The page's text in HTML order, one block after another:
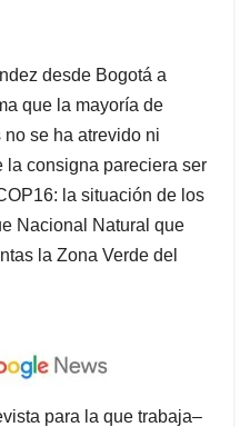
desde Bogotá a
que la mayoría de
se ha atrevido ni
la consigna pareciera ser
la situación de los
Nacional Natural que
la Zona Verde del
para la que trabaja–